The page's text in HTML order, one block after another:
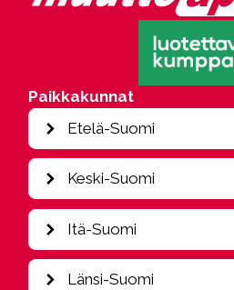
Paikkakunnat
Etelä-Suomi
Espoo
Hamina
Heinola
Keski-Suomi
Jyväskylä
Kajaani
Kouvola
Itä-Suomi
Iisalmi
Länsi-Suomi